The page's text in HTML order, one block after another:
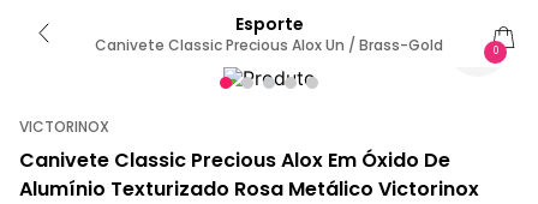
Esporte
Canivete Classic Precious Alox Un / Brass-Gold 0
VICTORINOX
Canivete Classic Precious Alox Em Óxido De
Alumínio Texturizado Rosa Metálico Victorinox